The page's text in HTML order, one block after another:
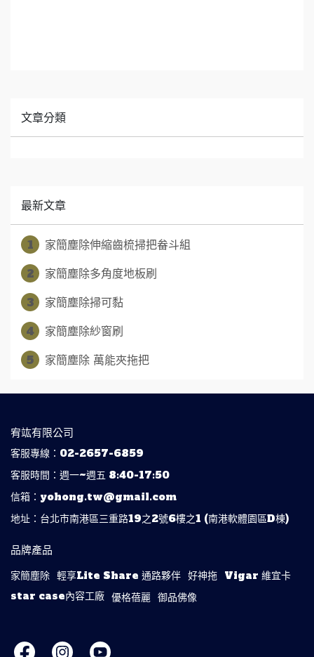
文章分類
最新文章
1
家簡塵除伸縮齒梳掃把畚斗組
2
家簡塵除多角度地板刷
3
家簡塵除掃可黏
4
家簡塵除紗窗刷
5
家簡塵除 萬能夾拖把
宥竑有限公司
客服專線：02-2657-6859
客服時間：週一~週五 8:40-17:50
信箱：yohong.tw@gmail.com
地址：台北市南港區三重路19之2號6樓之1 (南港軟體園區D棟)
品牌產品
家簡塵除 輕享Lite Share 通路夥伴 好神拖 Vigar 維宜卡
star case內容工廠 優格蓓麗 御品佛像